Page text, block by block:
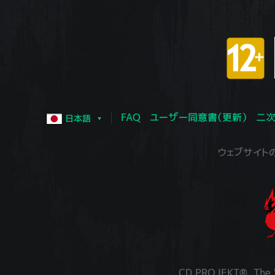
日本語 FAQ ユーザー同意書（更新） 二
ウェブサイ